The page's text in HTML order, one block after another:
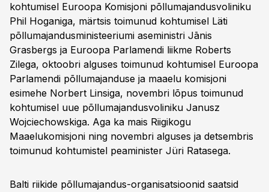
kohtumisel Euroopa Komisjoni põllumajandusvoliniku
Phil Hoganiga, märtsis toimunud kohtumisel Läti
põllumajandusministeeriumi aseministri Jānis
Grasbergs ja Euroopa Parlamendi liikme Roberts
Zilega, oktoobri alguses toimunud kohtumisel Euroopa
Parlamendi põllumajanduse ja maaelu komisjoni
esimehe Norbert Linsiga, novembri lõpus toimunud
kohtumisel uue põllumajandusvoliniku Janusz
Wojciechowskiga. Aga ka mais Riigikogu
Maaelukomisjoni ning novembri alguses ja detsembris
toimunud kohtumistel peaminister Jüri Ratasega.
Balti riikide põllumajandus-organisatsioonid saatsid